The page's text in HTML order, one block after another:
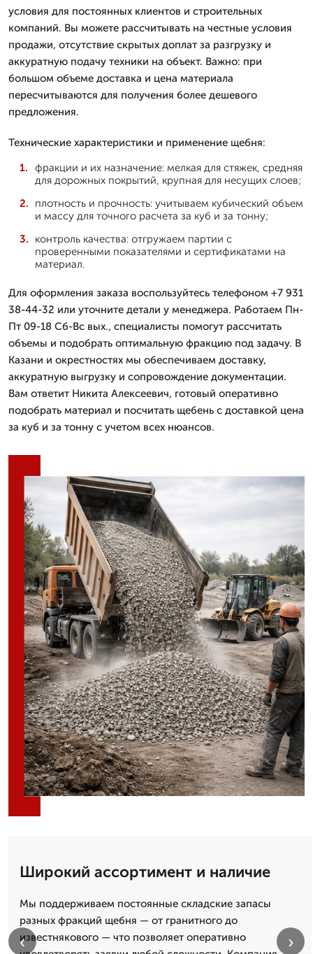
условия для постоянных клиентов и строительных
компаний. Вы можете рассчитывать на честные условия
продажи, отсутствие скрытых доплат за разгрузку и
аккуратную подачу техники на объект. Важно: при
большом объеме доставка и цена материала
пересчитываются для получения более дешевого
предложения.
Технические характеристики и применение щебня:
фракции и их назначение: мелкая для стяжек, средняя
для дорожных покрытий, крупная для несущих слоев;
плотность и прочность: учитываем кубический объем
и массу для точного расчета за куб и за тонну;
контроль качества: отгружаем партии с
проверенными показателями и сертификатами на
материал.
Для оформления заказа воспользуйтесь телефоном +7 931
38-44-32 или уточните детали у менеджера. Работаем Пн-
Пт 09-18 Сб-Вс вых., специалисты помогут рассчитать
объемы и подобрать оптимальную фракцию под задачу. В
Казани и окрестностях мы обеспечиваем доставку,
аккуратную выгрузку и сопровождение документации.
Вам ответит Никита Алексеевич, готовый оперативно
подобрать материал и посчитать щебень с доставкой цена
за куб и за тонну с учетом всех нюансов.
Широкий ассортимент и наличие
Мы поддерживаем постоянные складские запасы
разных фракций щебня — от гранитного до
известнякового — что позволяет оперативно
‹ ›